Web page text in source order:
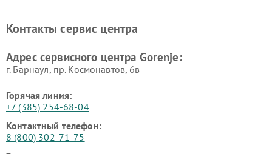
Контакты сервис центра
Адрес сервисного центра Gorenje:
г. Барнаул, ​пр. Космонавтов, 6в
Горячая линия:
+7 (385) 254-68-04
Контактный телефон:
8 (800) 302-71-75